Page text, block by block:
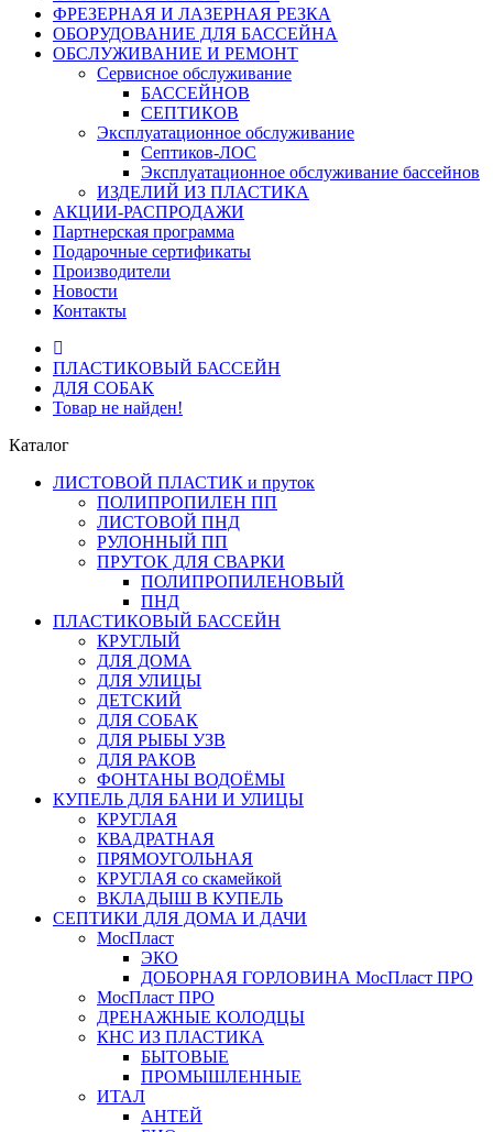
ФРЕЗЕРНАЯ И ЛАЗЕРНАЯ РЕЗКА
ОБОРУДОВАНИЕ ДЛЯ БАССЕЙНА
ОБСЛУЖИВАНИЕ И РЕМОНТ
Сервисное обслуживание
БАССЕЙНОВ
СЕПТИКОВ
Эксплуатационное обслуживание
Септиков-ЛОС
Эксплуатационное обслуживание бассейнов
ИЗДЕЛИЙ ИЗ ПЛАСТИКА
АКЦИИ-РАСПРОДАЖИ
Партнерская программа
Подарочные сертификаты
Производители
Новости
Контакты
ПЛАСТИКОВЫЙ БАССЕЙН
ДЛЯ СОБАК
Товар не найден!
Каталог
ЛИСТОВОЙ ПЛАСТИК и пруток
ПОЛИПРОПИЛЕН ПП
ЛИСТОВОЙ ПНД
РУЛОННЫЙ ПП
ПРУТОК ДЛЯ СВАРКИ
ПОЛИПРОПИЛЕНОВЫЙ
ПНД
ПЛАСТИКОВЫЙ БАССЕЙН
КРУГЛЫЙ
ДЛЯ ДОМА
ДЛЯ УЛИЦЫ
ДЕТСКИЙ
ДЛЯ СОБАК
ДЛЯ РЫБЫ УЗВ
ДЛЯ РАКОВ
ФОНТАНЫ ВОДОЁМЫ
КУПЕЛЬ ДЛЯ БАНИ И УЛИЦЫ
КРУГЛАЯ
КВАДРАТНАЯ
ПРЯМОУГОЛЬНАЯ
КРУГЛАЯ со скамейкой
ВКЛАДЫШ В КУПЕЛЬ
СЕПТИКИ ДЛЯ ДОМА И ДАЧИ
МосПласт
ЭКО
ДОБОРНАЯ ГОРЛОВИНА МосПласт ПРО
МосПласт ПРО
ДРЕНАЖНЫЕ КОЛОДЦЫ
КНС ИЗ ПЛАСТИКА
БЫТОВЫЕ
ПРОМЫШЛЕННЫЕ
ИТАЛ
АНТЕЙ